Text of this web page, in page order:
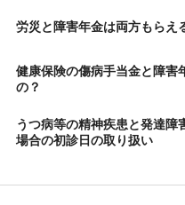
労災と障害年金は両方もらえ
健康保険の傷病手当金と障害
の？
うつ病等の精神疾患と発達障
場合の初診日の取り扱い